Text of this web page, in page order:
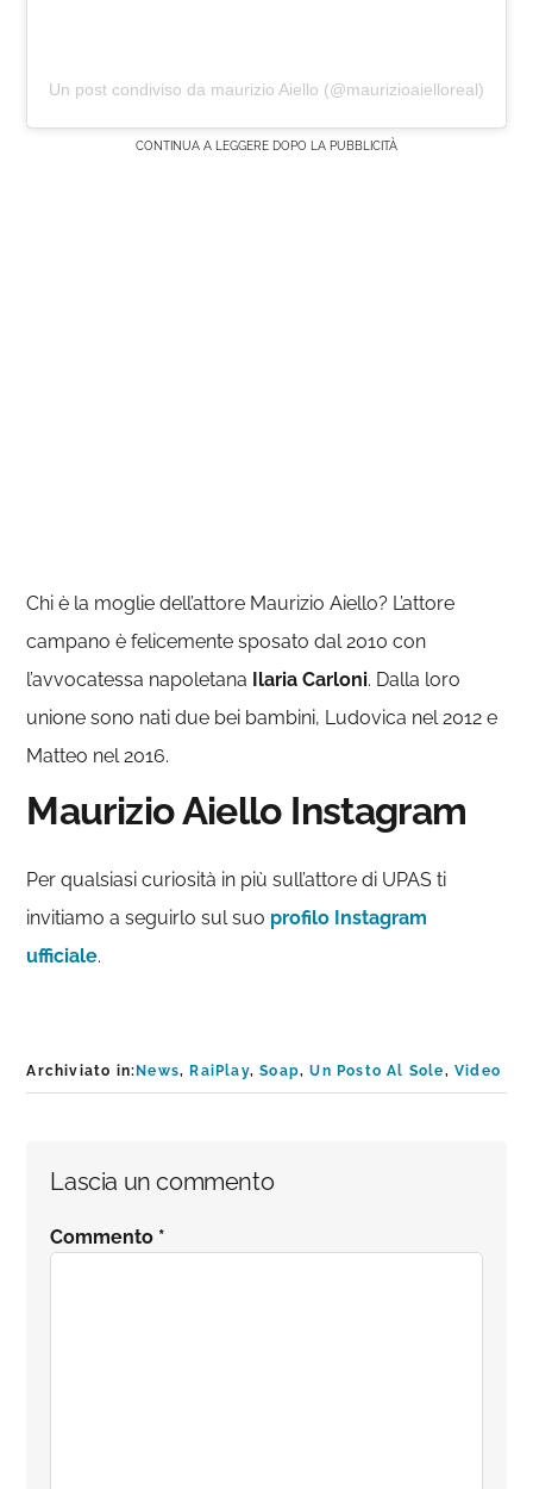
Un post condiviso da maurizio Aiello (@maurizioaielloreal)
CONTINUA A LEGGERE DOPO LA PUBBLICITÀ
Chi è la moglie dell’attore Maurizio Aiello? L’attore
campano è felicemente sposato dal 2010 con
l’avvocatessa napoletana Ilaria Carloni. Dalla loro
unione sono nati due bei bambini, Ludovica nel 2012 e
Matteo nel 2016.
Maurizio Aiello Instagram
Per qualsiasi curiosità in più sull’attore di UPAS ti
invitiamo a seguirlo sul suo profilo Instagram
ufficiale.
Archiviato in:News,RaiPlay,Soap,Un Posto Al Sole,Video
Interazioni
del
Lascia un commento
Commento *